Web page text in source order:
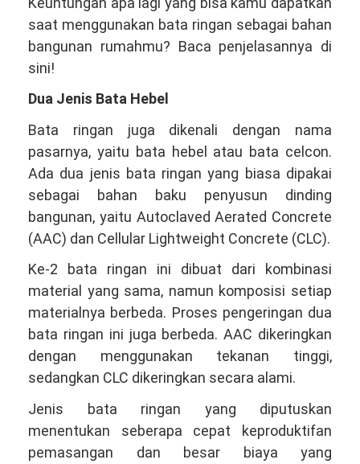
saat menggunakan bata ringan sebagai bahan
bangunan rumahmu? Baca penjelasannya di
sini!
Dua Jenis Bata Hebel
Bata ringan juga dikenali dengan nama
pasarnya, yaitu bata hebel atau bata celcon.
Ada dua jenis bata ringan yang biasa dipakai
sebagai bahan baku penyusun dinding
bangunan, yaitu Autoclaved Aerated Concrete
(AAC) dan Cellular Lightweight Concrete (CLC).
Ke-2 bata ringan ini dibuat dari kombinasi
material yang sama, namun komposisi setiap
materialnya berbeda. Proses pengeringan dua
bata ringan ini juga berbeda. AAC dikeringkan
dengan menggunakan tekanan tinggi,
sedangkan CLC dikeringkan secara alami.
Jenis bata ringan yang diputuskan
menentukan seberapa cepat keproduktifan
pemasangan dan besar biaya yang